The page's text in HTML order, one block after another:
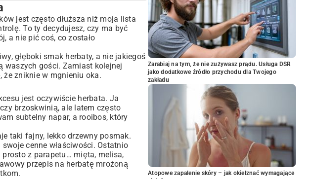
jest często dłuższa niż moja lista
To ty decydujesz, czy ma być
a nie pić coś, co zostało
głęboki smak herbaty, a nie jakiegoś
waszych gości. Zamiast kolejnej
że zniknie w mgnieniu oka.
jest oczywiście herbata. Ja
brzoskwinią, ale latem często
subtelny napar, a rooibos, który
taki fajny, lekko drzewny posmak.
cenne właściwości. Ostatnio
z parapetu… mięta, melisa,
przepis na herbatę mrożoną
Zarabiaj na tym, że nie zużywasz prądu. Usługa DSR
jako dodatkowe źródło przychodu dla Twojego
zakładu
Atopowe zapalenie skóry – jak okiełznać wymagające